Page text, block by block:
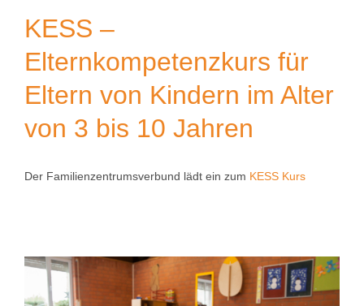
KESS –
Elternkompetenzkurs für
Eltern von Kindern im Alter
von 3 bis 10 Jahren
Der Familienzentrumsverbund lädt ein zum KESS Kurs